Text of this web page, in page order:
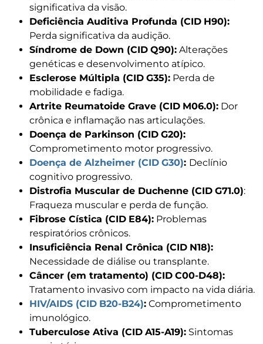
significativa da visão.
Deficiência Auditiva Profunda (CID H90):
Perda significativa da audição.
Síndrome de Down (CID Q90): Alterações
genéticas e desenvolvimento atípico.
Esclerose Múltipla (CID G35): Perda de
mobilidade e fadiga.
Artrite Reumatoide Grave (CID M06.0): Dor
crônica e inflamação nas articulações.
Doença de Parkinson (CID G20):
Comprometimento motor progressivo.
Doença de Alzheimer (CID G30): Declínio
cognitivo progressivo.
Distrofia Muscular de Duchenne (CID G71.0):
Fraqueza muscular e perda de função.
Fibrose Cística (CID E84): Problemas
respiratórios crônicos.
Insuficiência Renal Crônica (CID N18):
Necessidade de diálise ou transplante.
Câncer (em tratamento) (CID C00-D48):
Tratamento invasivo com impacto na vida diária.
HIV/AIDS (CID B20-B24): Comprometimento
imunológico.
Tuberculose Ativa (CID A15-A19): Sintomas